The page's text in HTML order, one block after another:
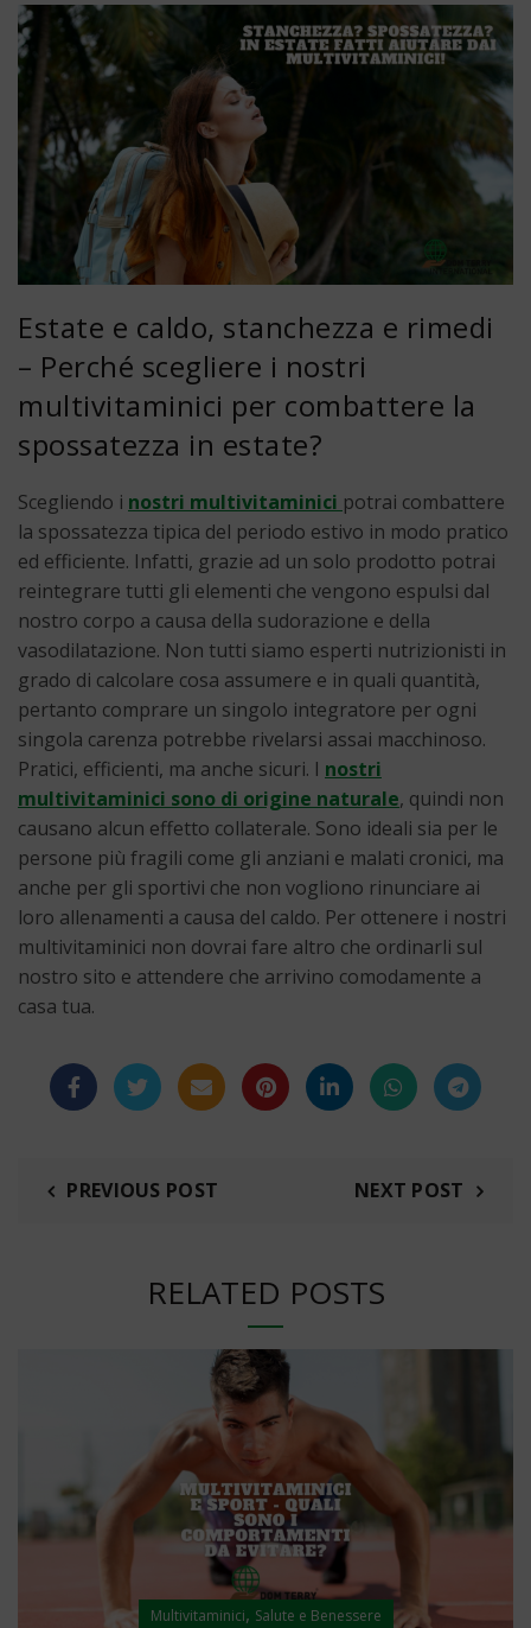
Estate e caldo, stanchezza e rimedi
– Perché scegliere i nostri
multivitaminici per combattere la
spossatezza in estate?
Scegliendo i nostri multivitaminici potrai combattere
la spossatezza tipica del periodo estivo in modo pratico
ed efficiente. Infatti, grazie ad un solo prodotto potrai
reintegrare tutti gli elementi che vengono espulsi dal
nostro corpo a causa della sudorazione e della
vasodilatazione. Non tutti siamo esperti nutrizionisti in
grado di calcolare cosa assumere e in quali quantità,
pertanto comprare un singolo integratore per ogni
singola carenza potrebbe rivelarsi assai macchinoso.
Pratici, efficienti, ma anche sicuri. I nostri
multivitaminici sono di origine naturale, quindi non
causano alcun effetto collaterale. Sono ideali sia per le
persone più fragili come gli anziani e malati cronici, ma
anche per gli sportivi che non vogliono rinunciare ai
loro allenamenti a causa del caldo. Per ottenere i nostri
multivitaminici non dovrai fare altro che ordinarli sul
nostro sito e attendere che arrivino comodamente a
casa tua.
PREVIOUS POST NEXT POST
RELATED POSTS
Multivitaminici, Salute e Benessere